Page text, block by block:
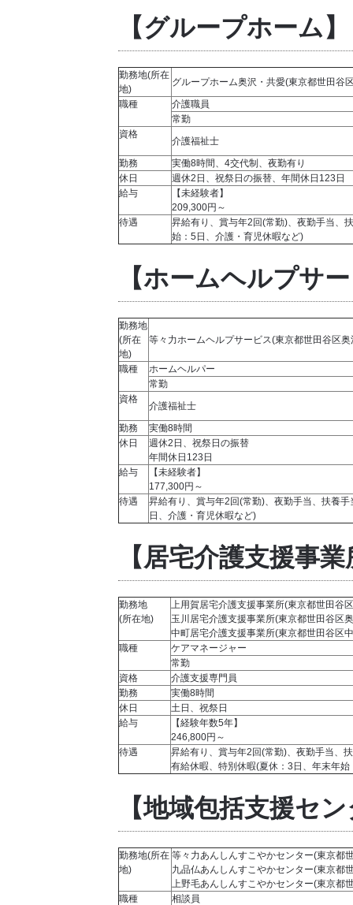
【グループホーム】
勤務地(所在
地)
グループホーム奥沢・共愛(東京都世田谷
職種
介護職員
常勤
資格
介護福祉士
勤務
実働8時間、4交代制、夜勤有り
休日
週休2日、祝祭日の振替、年間休日123日
給与
【未経験者】
209,300円～
待遇
昇給有り、賞与年2回(常勤)、夜勤手当、
始：5日、介護・育児休暇など)
【ホームヘルプサ
勤務地
(所在
地)
等々力ホームヘルプサービス(東京都世田谷区
職種
ホームヘルパー
常勤
資格
介護福祉士
勤務
実働8時間
休日
週休2日、祝祭日の振替
年間休日123日
給与
【未経験者】
177,300円～
待遇
昇給有り、賞与年2回(常勤)、夜勤手当、扶養
日、介護・育児休暇など)
【居宅介護支援事
勤務地
(所在地)
上用賀居宅介護支援事業所(東京都世田谷
玉川居宅介護支援事業所(東京都世田谷区
中町居宅介護支援事業所(東京都世田谷区
職種
ケアマネージャー
常勤
資格
介護支援専門員
勤務
実働8時間
休日
土日、祝祭日
給与
【経験年数5年】
246,800円～
待遇
昇給有り、賞与年2回(常勤)、夜勤手当、
有給休暇、特別休暇(夏休：3日、年末年
【地域包括支援セ
勤務地(所在
地)
等々力あんしんすこやかセンター(東京都
九品仏あんしんすこやかセンター(東京都
上野毛あんしんすこやかセンター(東京都
職種
相談員